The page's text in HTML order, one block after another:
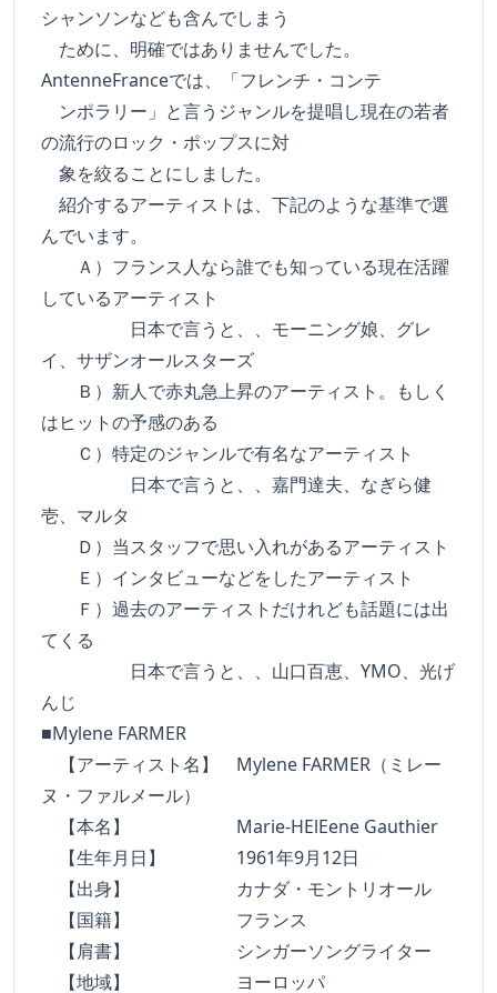
シャンソンなども含んでしまう
ために、明確ではありませんでした。
AntenneFranceでは、「フレンチ・コンテ
ンポラリー」と言うジャンルを提唱し現在の若者
の流行のロック・ポップスに対
象を絞ることにしました。
紹介するアーティストは、下記のような基準で選
んでいます。
Ａ）フランス人なら誰でも知っている現在活躍
しているアーティスト
日本で言うと、、モーニング娘、グレ
イ、サザンオールスターズ
Ｂ）新人で赤丸急上昇のアーティスト。もしく
はヒットの予感のある
Ｃ）特定のジャンルで有名なアーティスト
日本で言うと、、嘉門達夫、なぎら健
壱、マルタ
Ｄ）当スタッフで思い入れがあるアーティスト
Ｅ）インタビューなどをしたアーティスト
Ｆ）過去のアーティストだけれども話題には出
てくる
日本で言うと、、山口百恵、YMO、光げ
んじ
■Mylene FARMER
【アーティスト名】 Mylene FARMER（ミレー
ヌ・ファルメール）
【本名】 Marie-HElEene Gauthier
【生年月日】 1961年9月12日
【出身】 カナダ・モントリオール
【国籍】 フランス
【肩書】 シンガーソングライター
【地域】 ヨーロッパ